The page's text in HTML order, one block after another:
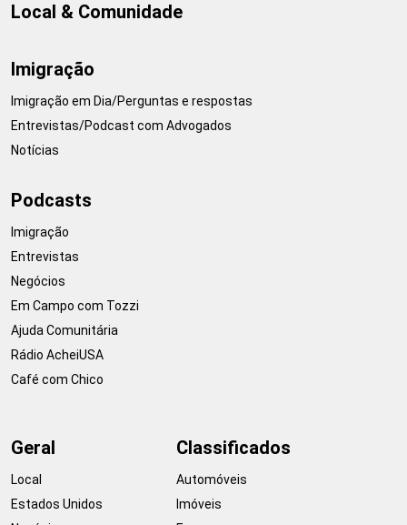
Local & Comunidade
Imigração
Imigração em Dia/Perguntas e respostas
Entrevistas/Podcast com Advogados
Notícias
Podcasts
Imigração
Entrevistas
Negócios
Em Campo com Tozzi
Ajuda Comunitária
Rádio AcheiUSA
Café com Chico
Geral
Local
Estados Unidos
Classificados
Automóveis
Imóveis